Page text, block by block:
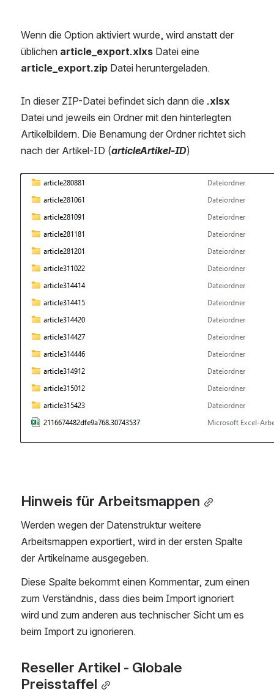
Wenn die Option aktiviert wurde, wird anstatt der
üblichen article_export.xlxs
article_export.zip Datei heruntergeladen.
In dieser ZIP-Datei befindet sich dann die
Datei und jeweils ein Ordner mit den hinterlegten
Artikelbildern. Die Benamung der Ordner richtet sich
nach der Artikel-ID (articleArtikel-ID)
öffnen
Hinweis für Arbeitsmappen
Werden wegen der Datenstruktur weitere
Arbeitsmappen exportiert, wird in der ersten Spalte
der Artikelname ausgegeben.
Diese Spalte bekommt einen Kommentar, zum einen
zum Verständnis, dass dies beim Import ignoriert
wird und zum anderen aus technischer Sicht um es
beim Import zu ignorieren.
Reseller Artikel - Globale
Preisstaffel